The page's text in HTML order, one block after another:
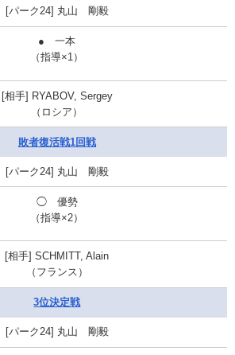
丸山 剛毅
● 一本
（指導×1）
RYABOV, Sergey
（ロシア）
敗者復活戦1回戦
丸山 剛毅
◯優勢
（指導×2）
SCHMITT, Alain
（フランス）
3位決定戦
丸山 剛毅